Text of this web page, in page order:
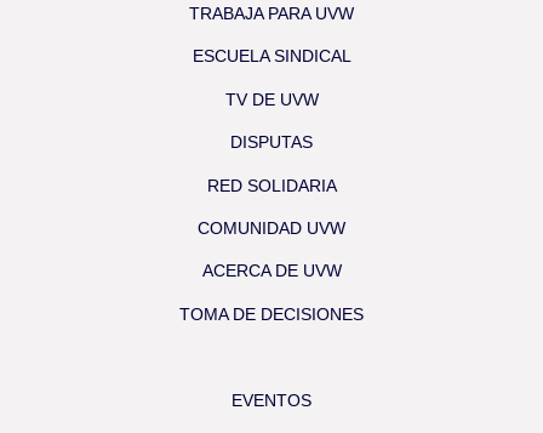
TRABAJA PARA UVW
ESCUELA SINDICAL
TV DE UVW
DISPUTAS
RED SOLIDARIA
COMUNIDAD UVW
ACERCA DE UVW
TOMA DE DECISIONES
EVENTOS